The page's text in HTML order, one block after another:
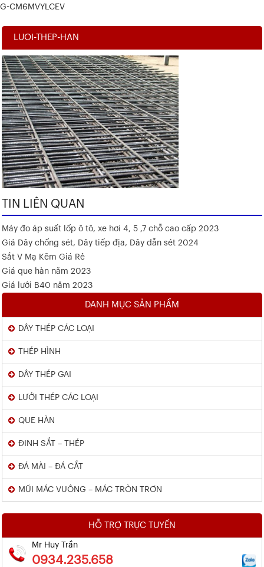
G-CM6MVYLCEV
LUOI-THEP-HAN
TIN LIÊN QUAN
Máy đo áp suất lốp ô tô, xe hơi 4, 5 ,7 chỗ cao cấp 2023
Giá Dây chống sét, Dây tiếp địa, Dây dẫn sét 2024
Sắt V Mạ Kẽm Giá Rẻ
Giá que hàn năm 2023
Giá lưới B40 năm 2023
DANH MỤC SẢN PHẨM
DÂY THÉP CÁC LOẠI
THÉP HÌNH
DÂY THÉP GAI
LƯỚI THÉP CÁC LOẠI
QUE HÀN
ĐINH SẮT – THÉP
ĐÁ MÀI – ĐÁ CẮT
MŨI MÁC VUÔNG – MÁC TRÒN TRƠN
HỖ TRỢ TRỰC TUYẾN
Mr Huy Trần
0934.235.658